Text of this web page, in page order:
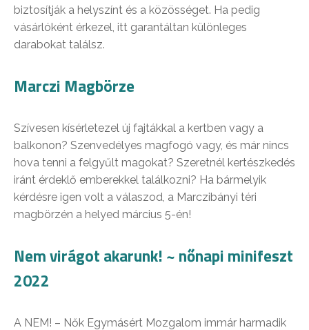
biztosítják a helyszínt és a közösséget. Ha pedig
vásárlóként érkezel, itt garantáltan különleges
darabokat találsz.
Marczi Magbörze
Szívesen kísérletezel új fajtákkal a kertben vagy a
balkonon? Szenvedélyes magfogó vagy, és már nincs
hova tenni a felgyűlt magokat? Szeretnél kertészkedés
iránt érdeklő emberekkel találkozni? Ha bármelyik
kérdésre igen volt a válaszod, a Marczibányi téri
magbörzén a helyed március 5-én!
Nem virágot akarunk! ~ nőnapi minifeszt
2022
A NEM! – Nők Egymásért Mozgalom immár harmadik